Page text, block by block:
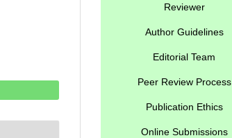
Reviewer
Author Guidelines
Editorial Team
Peer Review Process
Publication Ethics
Online Submissions